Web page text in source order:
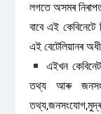
লগতে অসমৰ
বাবে এই
এই বেটেলিয়ানৰ
এইখন
তথ্য আৰু